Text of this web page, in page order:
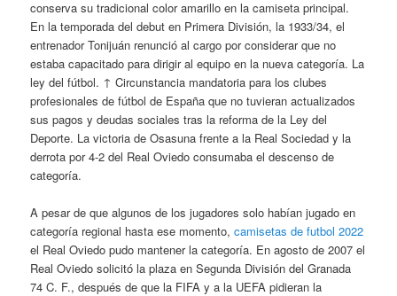
conserva su tradicional color amarillo en la camiseta principal.
En la temporada del debut en Primera División, la 1933/34, el
entrenador Tonijuán renunció al cargo por considerar que no
estaba capacitado para dirigir al equipo en la nueva categoría. La
ley del fútbol. ↑ Circunstancia mandatoria para los clubes
profesionales de fútbol de España que no tuvieran actualizados
sus pagos y deudas sociales tras la reforma de la Ley del
Deporte. La victoria de Osasuna frente a la Real Sociedad y la
derrota por 4-2 del Real Oviedo consumaba el descenso de
categoría.
A pesar de que algunos de los jugadores solo habían jugado en
categoría regional hasta ese momento,camisetas de futbol 2022
el Real Oviedo pudo mantener la categoría. En agosto de 2007 el
Real Oviedo solicitó la plaza en Segunda División del Granada
74 C. F., después de que la FIFA y a la UEFA pidieran la